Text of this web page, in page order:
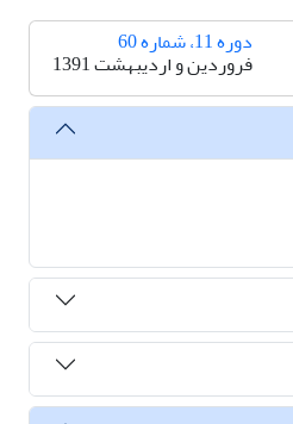
دوره 11، شماره 60
فروردین و اردیبهشت 1391